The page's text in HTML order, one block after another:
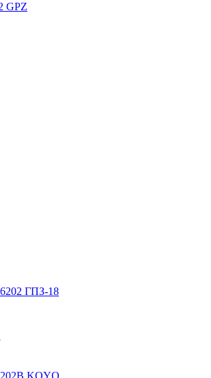
GPZ
ГПЗ-18
KOYO